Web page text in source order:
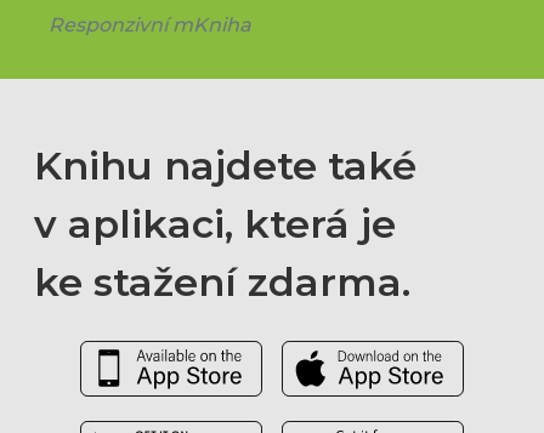
Responzivní mKniha
Knihu najdete také
v aplikaci, která je
ke stažení zdarma.